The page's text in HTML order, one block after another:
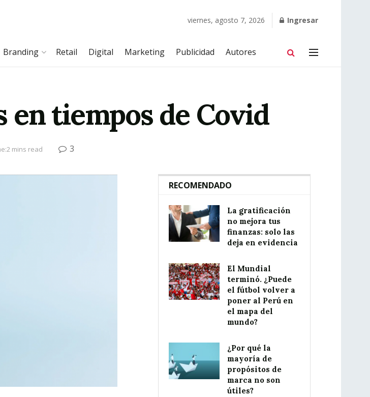
viernes, agosto 7, 2026 Ingresar
Branding Retail Digital Marketing Publicidad Autores
en tiempos de Covid
mins read 3
RECOMENDADO
La gratificación
no mejora tus
finanzas: solo las
deja en evidencia
El Mundial
terminó. ¿Puede
el fútbol volver a
poner al Perú en
el mapa del
mundo?
¿Por qué la
mayoría de
propósitos de
marca no son
útiles?